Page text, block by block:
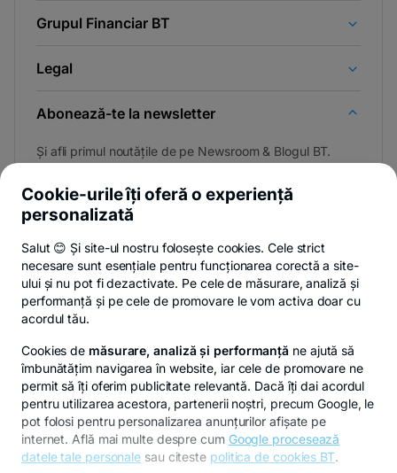
Grupul Financiar BT
Legal
Abonează-te la newsletter
Și afli primul noutățile de pe Newsroom & Blogul BT.
Privacy HubPolitica de confidențialitatePolitica de cookies
© Copyright 2026 Banca Transilvania. Toate drepturile
rezervate.
Cookie-urile îți oferă o experiență
personalizată
Salut 😊 Și site-ul nostru folosește cookies. Cele strict
necesare sunt esențiale pentru funcționarea corectă a site-
ului și nu pot fi dezactivate. Pe cele de măsurare, analiză și
performanță și pe cele de promovare le vom activa doar cu
acordul tău.
Cookies de măsurare, analiză și performanță ne ajută să
îmbunătățim navigarea în website, iar cele de promovare ne
permit să îți oferim publicitate relevantă. Dacă îți dai acordul
pentru utilizarea acestora, partenerii noștri, precum Google, le
pot folosi pentru personalizarea anunțurilor afișate pe
internet. Află mai multe despre cum Google procesează
datele tale personale sau citeste politica de cookies BT.